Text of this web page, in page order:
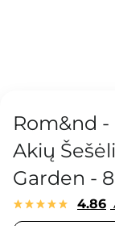
Rom&nd
Akių
Garden -
4.86